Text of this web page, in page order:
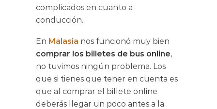
complicados en cuanto a
conducción.
En Malasia nos funcionó muy bien
comprar los billetes de bus online,
no tuvimos ningún problema. Los
que si tienes que tener en cuenta es
que al comprar el billete online
deberás llegar un poco antes a la